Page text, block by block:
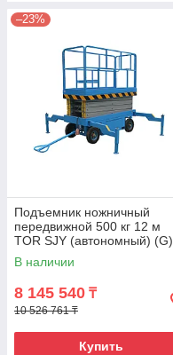
–23%
Подъемник ножничный
передвижной 500 кг 12 м
TOR SJY (автономный) (G)
В наличии
8 145 540 ₸
10 526 761 ₸
Купить